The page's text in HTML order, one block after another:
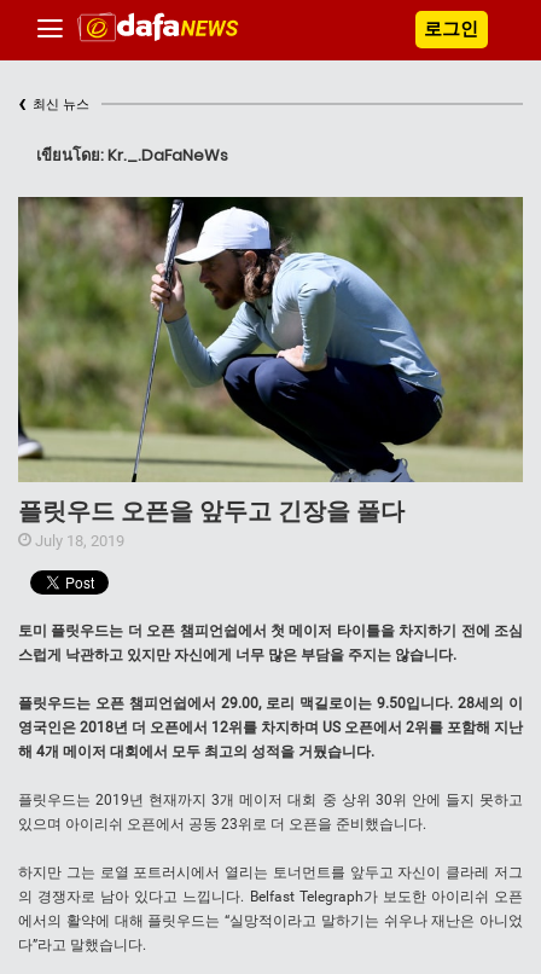
로그인
‹ 최신 뉴스
เขียนโดย: Kr._.DaFaNeWs
플릿우드 오픈을 앞두고 긴장을 풀다
July 18, 2019
토미 플릿우드는 더 오픈 챔피언쉽에서 첫 메이저 타이틀을 차지하기 전에 조심
스럽게 낙관하고 있지만 자신에게 너무 많은 부담을 주지는 않습니다.
플릿우드는 오픈 챔피언쉽에서 29.00, 로리 맥길로이는 9.50입니다. 28세의 이
영국인은 2018년 더 오픈에서 12위를 차지하며 US 오픈에서 2위를 포함해 지난
해 4개 메이저 대회에서 모두 최고의 성적을 거뒀습니다.
플릿우드는 2019년 현재까지 3개 메이저 대회 중 상위 30위 안에 들지 못하고
있으며 아이리쉬 오픈에서 공동 23위로 더 오픈을 준비했습니다.
하지만 그는 로열 포트러시에서 열리는 토너먼트를 앞두고 자신이 클라레 저그
의 경쟁자로 남아 있다고 느낍니다. Belfast Telegraph가 보도한 아이리쉬 오픈
에서의 활약에 대해 플릿우드는 “실망적이라고 말하기는 쉬우나 재난은 아니었
다”라고 말했습니다.